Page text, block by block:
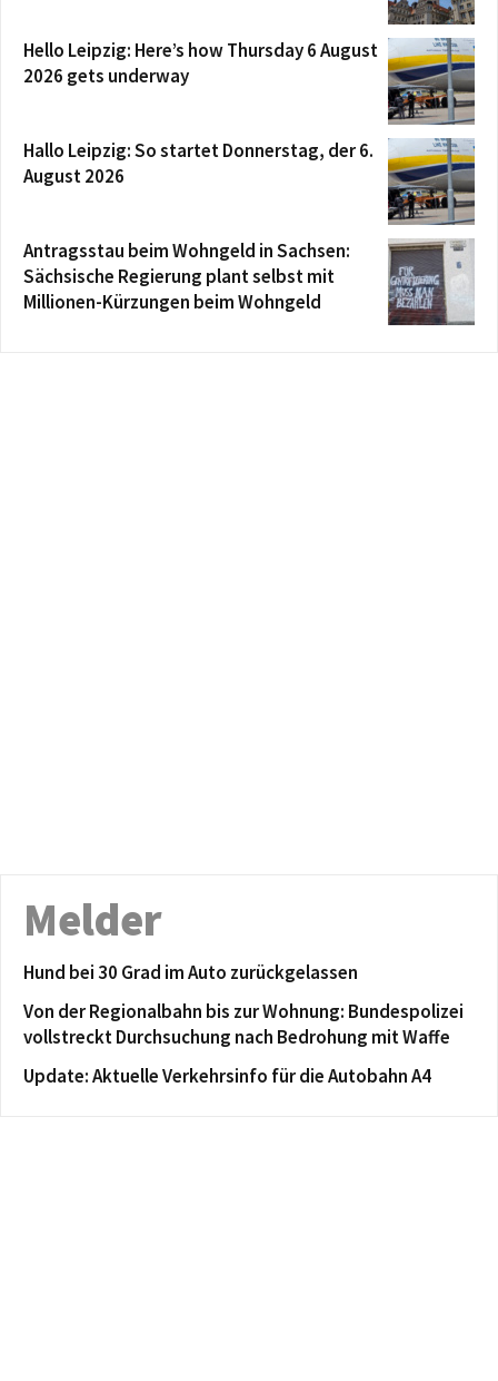
Hello Leipzig: Here’s how Thursday 6 August
2026 gets underway
Hallo Leipzig: So startet Donnerstag, der 6.
August 2026
Antragsstau beim Wohngeld in Sachsen:
Sächsische Regierung plant selbst mit
Millionen-Kürzungen beim Wohngeld
Melder
Hund bei 30 Grad im Auto zurückgelassen
Von der Regionalbahn bis zur Wohnung: Bundespolizei
vollstreckt Durchsuchung nach Bedrohung mit Waffe
Update: Aktuelle Verkehrsinfo für die Autobahn A4